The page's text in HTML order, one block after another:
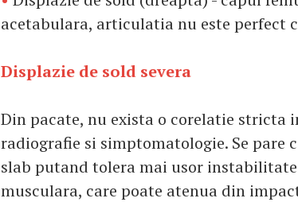
acetabulara, articulatia nu este perfect
Displazie de sold severa
Din pacate, nu exista o corelatie
radiografie si simptomatologie. Se pare
slab putand tolera mai usor
musculara, care poate atenua din